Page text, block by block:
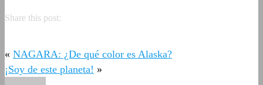
Share this post:
« NAGARA: ¿De qué color es Alaska?
¡Soy de este planeta! »